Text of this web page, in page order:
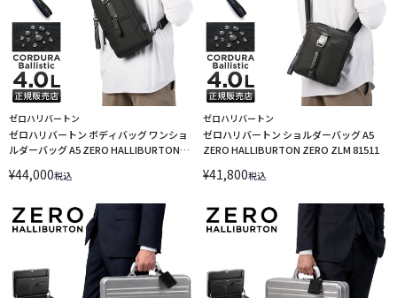
ゼロハリバートン
ゼロハリバートン ボディバッグ ワンショ
ルダーバッグ A5 ZERO HALLIBURTON
¥44,000税込
ゼロハリバートン
ゼロハリバートン ショルダーバッグ A5
ZERO HALLIBURTON ZERO ZLM 81511
¥41,800税込